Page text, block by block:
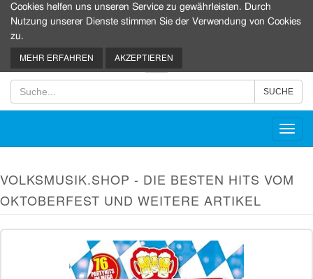
0
VOLKSMUSIK.SHOP - DIE BESTEN HITS VOM
OKTOBERFEST UND WEITERE ARTIKEL
Cookies helfen uns unseren Service zu gewährleisten. Durch
Nutzung unserer Dienste stimmen Sie der Verwendung von Cookies
zu.
MEHR ERFAHREN AKZEPTIEREN